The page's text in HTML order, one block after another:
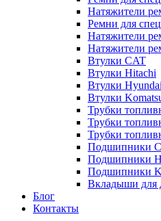
Натяжители
Ремни для
Натяжители
Натяжители
Втулки CAT
Втулки Hitachi
Втулки Hyundai
Втулки
Трубки
Трубки
Трубки
Подшипники
Подшипники
Подшипники
Вкладыши для
Блог
Контакты